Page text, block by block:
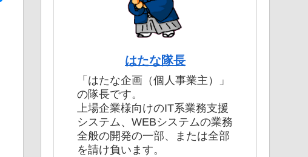
はたな隊長
「はたな企画（個人事業主）」
の隊長です。
上場企業様向けのIT系業務支援
システム、WEBシステムの業務
全般の開発の一部、または全部
を請け負います。